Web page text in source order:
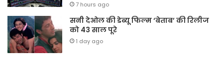
7 hours ago
सनी देओल की डेब्यू फिल्म ‘बेताब’ की रिलीज
को 43 साल पूरे
1 day ago